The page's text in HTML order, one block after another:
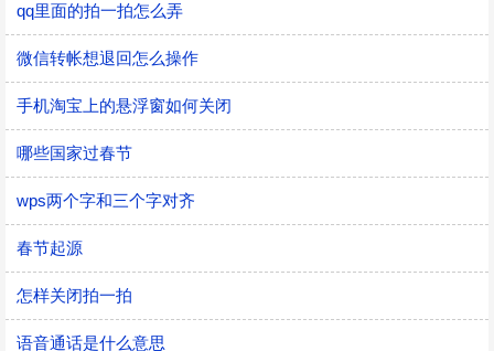
qq里面的拍一拍怎么弄
微信转帐想退回怎么操作
手机淘宝上的悬浮窗如何关闭
哪些国家过春节
wps两个字和三个字对齐
春节起源
怎样关闭拍一拍
语音通话是什么意思